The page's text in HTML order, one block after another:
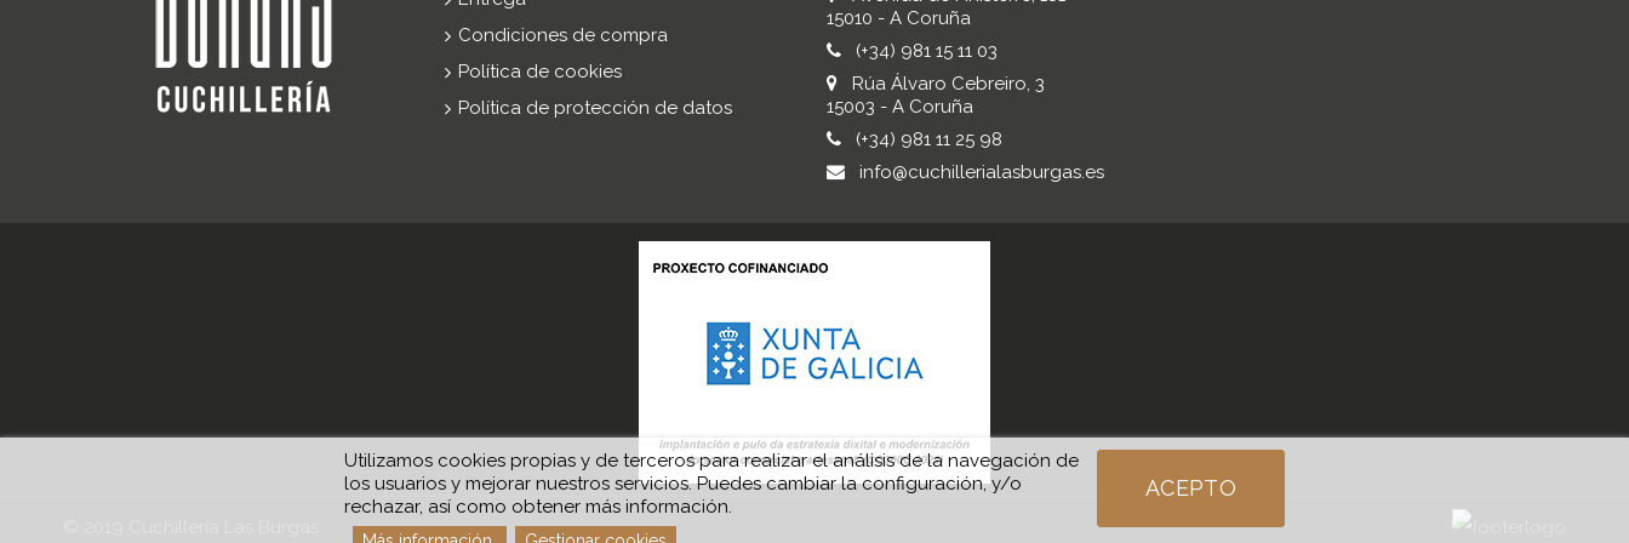
Condiciones de compra
Política de cookies
Política de protección de datos
15010 - A Coruña
(+34) 981 15 11 03
Rúa Álvaro Cebreiro, 3
15003 - A Coruña
(+34) 981 11 25 98
info@cuchillerialasburgas.es
Utilizamos cookies propias y de terceros para realizar el análisis de la navegación de
los usuarios y mejorar nuestros servicios. Puedes cambiar la configuración, y/o
rechazar, así como obtener más información.
ACEPTO